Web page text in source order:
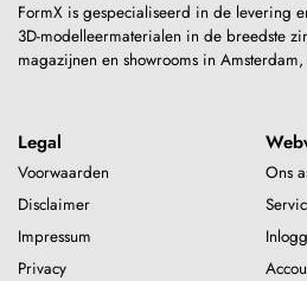
FormX is gespecialiseerd in de levering
3D-modelleermaterialen in de breedste
magazijnen en showrooms in
Legal
Voorwaarden
Disclaimer
Impressum
Privacy
Ons